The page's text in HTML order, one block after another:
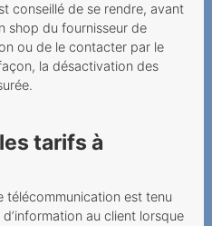
conseillé de se rendre, avant
shop du fournisseur de
ou de le contacter par le
la désactivation des
tarifs à
télécommunication est tenu
au client lorsque